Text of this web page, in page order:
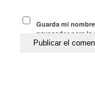
Guarda mi
navegador para